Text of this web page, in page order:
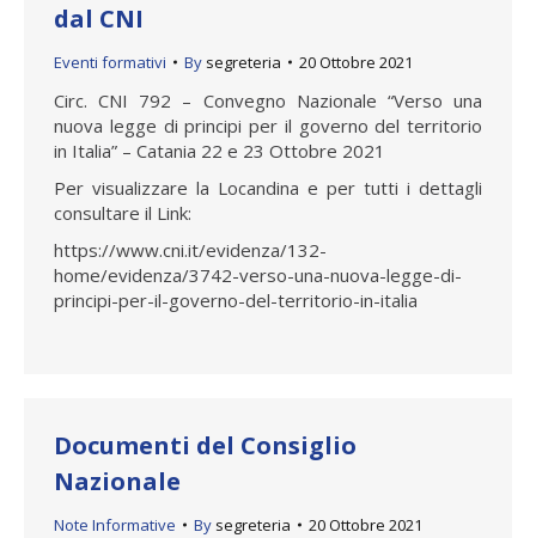
dal CNI
Eventi formativi By segreteria 20 Ottobre 2021
Circ. CNI 792 – Convegno Nazionale “Verso una
nuova legge di principi per il governo del territorio
in Italia” – Catania 22 e 23 Ottobre 2021
Per visualizzare la Locandina e per tutti i dettagli
consultare il Link:
https://www.cni.it/evidenza/132-
home/evidenza/3742-verso-una-nuova-legge-di-
principi-per-il-governo-del-territorio-in-italia
Documenti del Consiglio
Nazionale
Note Informative By segreteria 20 Ottobre 2021